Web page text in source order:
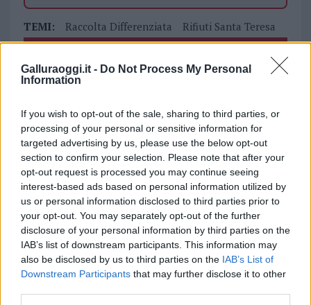
Galluraoggi.it - Do Not Process My Personal
Information
If you wish to opt-out of the sale, sharing to third parties, or
processing of your personal or sensitive information for
targeted advertising by us, please use the below opt-out
section to confirm your selection. Please note that after your
opt-out request is processed you may continue seeing
interest-based ads based on personal information utilized by
us or personal information disclosed to third parties prior to
your opt-out. You may separately opt-out of the further
disclosure of your personal information by third parties on the
IAB’s list of downstream participants. This information may
also be disclosed by us to third parties on the IAB’s List of
Downstream Participants that may further disclose it to other
TEMI: Raccolta Differenziata Rifiuti Santa Teresa
i tuoi video e le tue foto
345 356 7512
Notizie in tempo reale?
Entra nel canale telegram di
GalluraOggi.it
Ricevi le nostre ultime news